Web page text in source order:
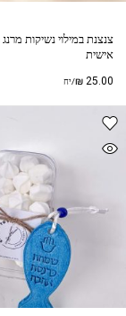
צנצנת במילוי נשיקות
אישית
₪ 25.00 /יח